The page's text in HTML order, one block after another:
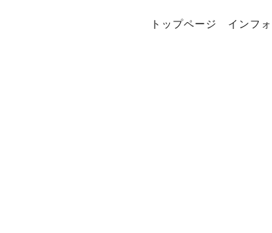
トップページ インフ